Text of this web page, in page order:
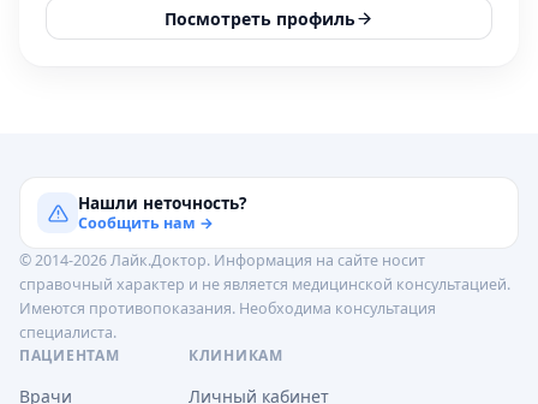
Посмотреть профиль
Нашли неточность?
Сообщить нам →
© 2014-2026 Лайк.Доктор. Информация на сайте носит
справочный характер и не является медицинской консультацией.
Имеются противопоказания. Необходима консультация
специалиста.
ПАЦИЕНТАМ
Врачи
КЛИНИКАМ
Личный кабинет